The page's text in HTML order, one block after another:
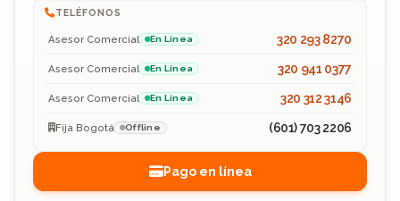
TELÉFONOS
Asesor Comercial En Línea 320 293 8270
Asesor Comercial En Línea 320 941 0377
Asesor Comercial En Línea 320 312 3146
Fija Bogotá Offline (601) 703 2206
Pago en línea